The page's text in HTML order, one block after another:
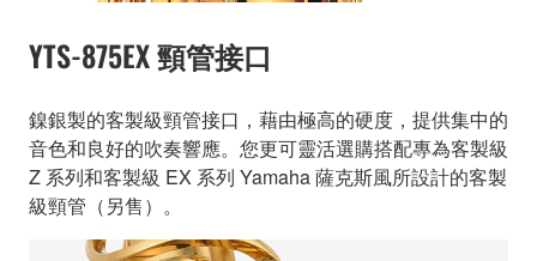
YTS-875EX 頸管接口
鎳銀製的客製級頸管接口，藉由極高的硬度，提供集中的
音色和良好的吹奏響應。您更可靈活選購搭配專為客製級
Z 系列和客製級 EX 系列 Yamaha 薩克斯風所設計的客製
級頸管（另售）。